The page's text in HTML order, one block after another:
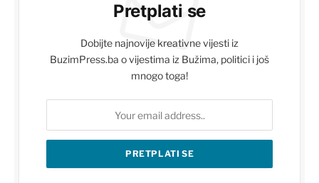
Pretplati se
Dobijte najnovije kreativne vijesti iz
BuzimPress.ba o vijestima iz Bužima, politici i još
mnogo toga!